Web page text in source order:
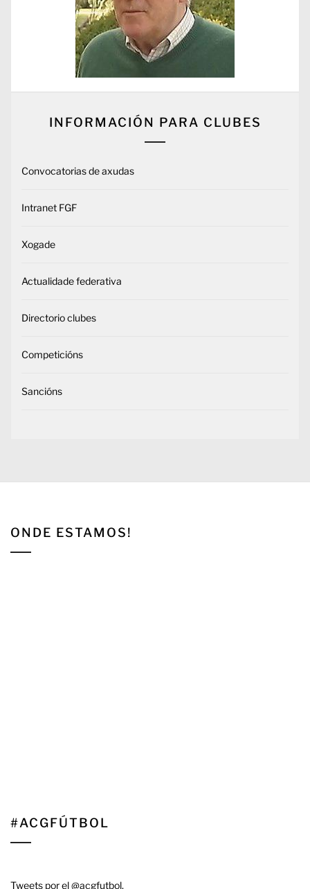
INFORMACIÓN PARA CLUBES
Convocatorias de axudas
Intranet FGF
Xogade
Actualidade federativa
Directorio clubes
Competicións
Sancións
ONDE ESTAMOS!
#ACGFÚTBOL
Tweets por el @acgfutbol.